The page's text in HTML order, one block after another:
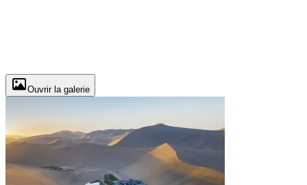
Ouvrir la galerie